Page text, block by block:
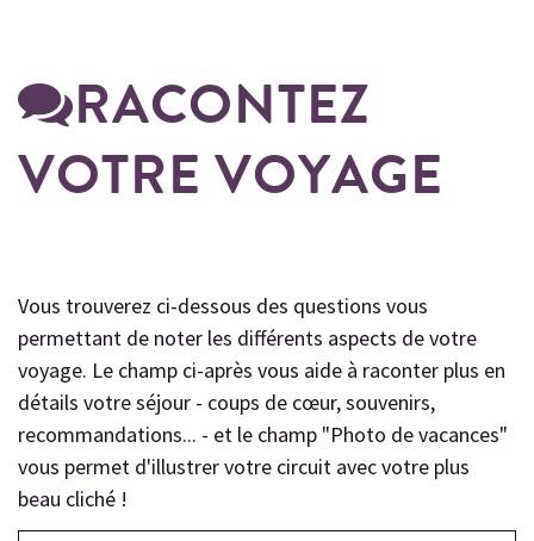
RACONTEZ
VOTRE VOYAGE
Vous trouverez ci-dessous des questions vous
permettant de noter les différents aspects de votre
voyage. Le champ ci-après vous aide à raconter plus en
détails votre séjour - coups de cœur, souvenirs,
recommandations... - et le champ "Photo de vacances"
vous permet d'illustrer votre circuit avec votre plus
beau cliché !